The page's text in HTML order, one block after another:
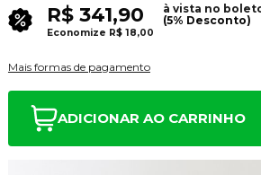
R$ 341,90
à vista no
(5% Desconto)
Economize R$ 18,00
Mais formas de pagamento
ADICIONAR AO CARRINHO